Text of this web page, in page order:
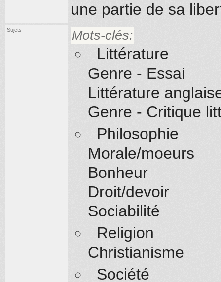
une partie de sa
Sujets Mots-clés:
Littérature
Genre - Essai
Littérature
Genre - Critique
Philosophie
Morale/moeurs
Bonheur
Droit/devoir
Sociabilité
Religion
Christianisme
Société